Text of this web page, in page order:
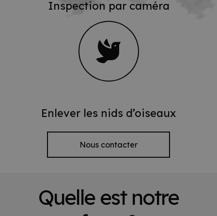
Inspection par caméra
Enlever les nids d’oiseaux
Nous contacter
Quelle est notre